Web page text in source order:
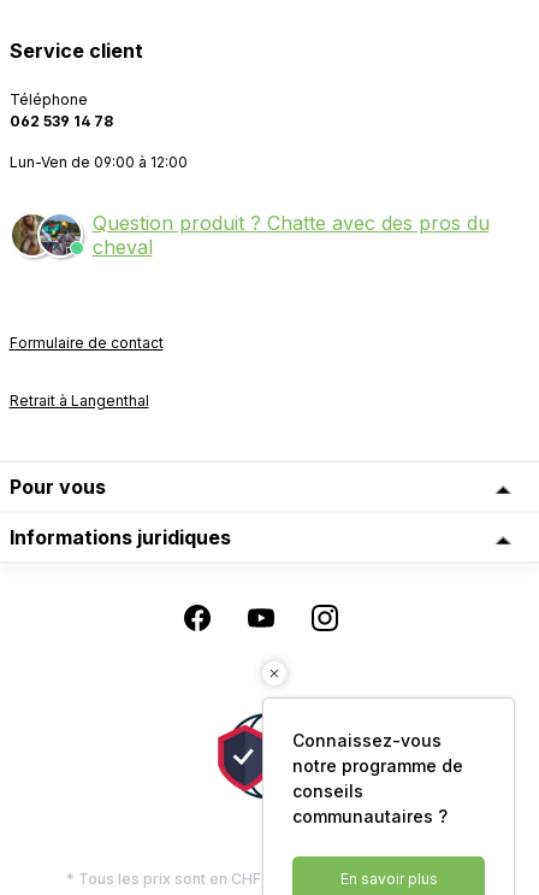
Service client
Téléphone
062 539 14 78
Lun-Ven de 09:00 à 12:00
Question produit ? Chatte avec des pros du
cheval
Formulaire de contact
Retrait à Langenthal
Pour vous
Informations juridiques
* Tous les prix sont en CHF, TVA comprise, plus les frais
Connaissez-vous
notre programme de
conseils
communautaires ?
En savoir plus